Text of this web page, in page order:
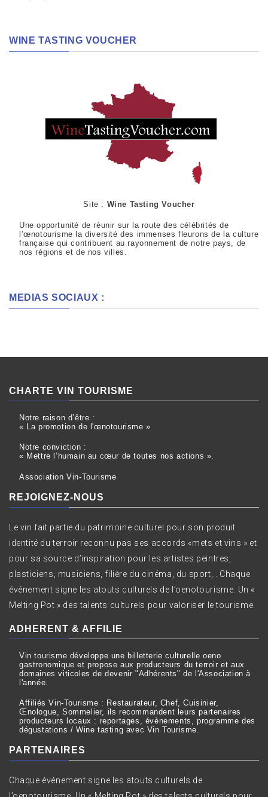
WINE TASTING VOUCHER
Site : Wine Tasting Voucher
Une opportunité de réunir sur la route des célébrités de
l’œnotourisme la diversité des immenses fleurons de la culture
française qui contribuent au rayonnement de notre pays, de
nos régions et de nos villes.
MEDIAS SOCIAUX :
CHARTE VIN TOURISME
Notre raison d’être :
« La promotion de l'œnotourisme »
Notre conviction :
« Mettre l’humain au cœur de toutes nos actions ».
Association Vin-Tourisme
REJOIGNEZ-NOUS
Le vin fait partie du patrimoine culturel pour son produit
identité du terroir reconnu pas ses accords «mets et vins » et
pour sa source d’inspiration pour les artistes peintres,
plasticiens, musiciens, filière du cinéma, du sport,.. Chaque
événement signe les atouts culturels de l’oenotourisme. Un «
Melting Pot » des talents culturels pour valoriser le tourisme.
ADHERENT & AFFILIE
Vin tourisme développe une billetterie culturelle oeno
gastronomique et propose aux producteurs du terroir et aux
domaines viticoles de devenir "Adhérents" de l'Association à
l'année.
Affiliés Vin-Tourisme : Restaurateur, Chef, Cuisinier,
Œnologue, Sommelier, ils recommandent leurs partenaires
producteurs locaux : reportages, évènements, programme des
dégustations / Wine tasting avec Vin Tourisme.
PARTENAIRES
Chaque événement signe les atouts culturels de